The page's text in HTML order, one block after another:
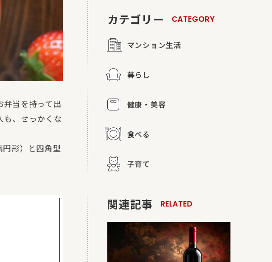
弁当を持って出
も、せっかくな
形）と四角型
カテゴリー CATEGORY
マンション生活
暮らし
健康・美容
食べる
子育て
関連記事 RELATED